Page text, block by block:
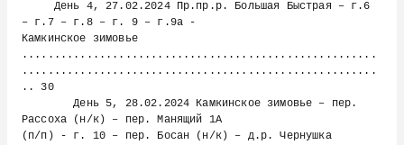
– г.7 – г.8 – г. 9 – г.9а -
Камкинское зимовье
.......................................................
.......................................................
.. 30
        День 5, 28.02.2024 Камкинское зимовье – пер.
Рассоха (н/к) – пер. Манящий 1А
(п/п) - г. 10 – пер. Босан (н/к) – д.р. Чернушка